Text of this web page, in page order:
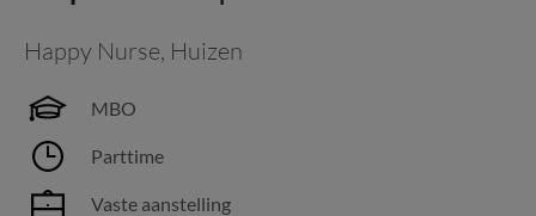
Happy Nurse, Huizen
MBO
Parttime
Vaste aanstelling